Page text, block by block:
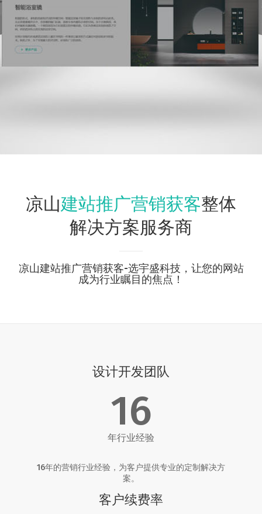
凉山建站推广营销获客整体
解决方案服务商
凉山建站推广营销获客-选宇盛科技，让您的网站
成为行业瞩目的焦点！
设计开发团队
16
年行业经验
16年的营销行业经验，为客户提供专业的定制解决方
案。
客户续费率